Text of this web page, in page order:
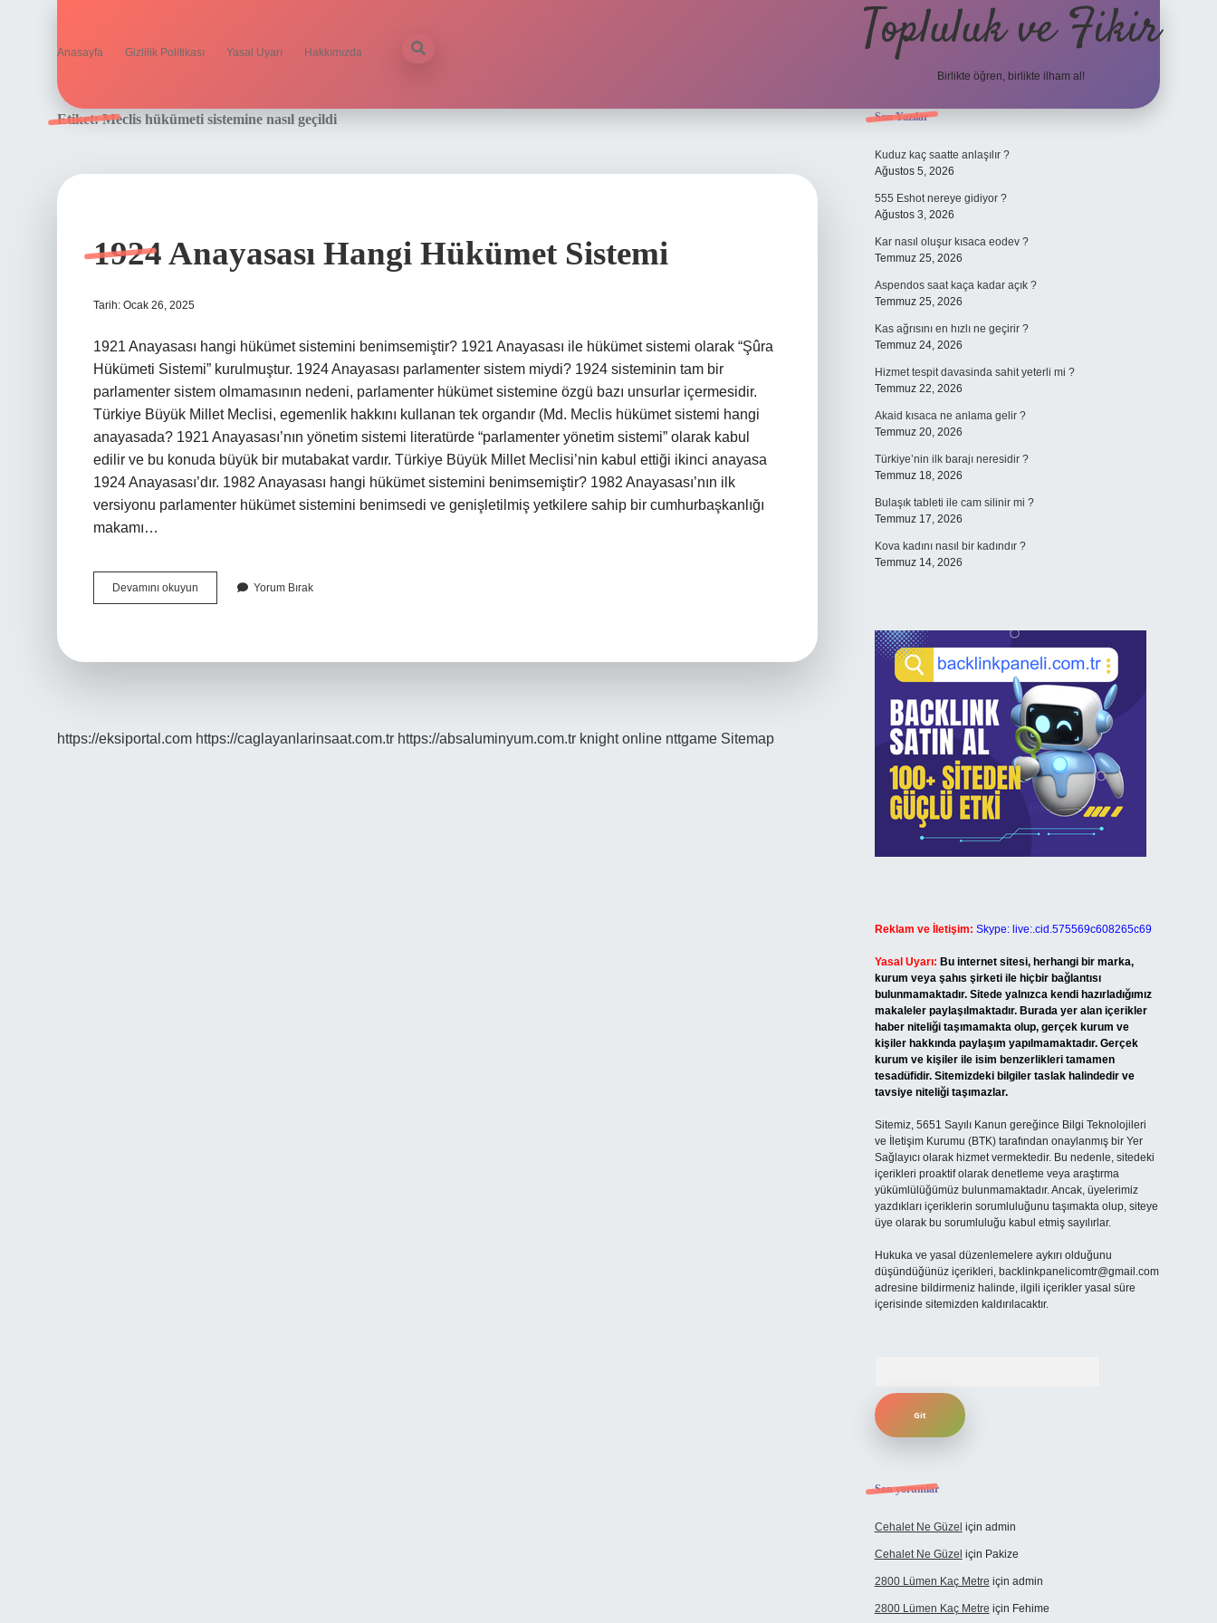
Anasayfa Gizlilik Politikası Yasal Uyarı Hakkımızda Topluluk ve Fikir
Birlikte öğren, birlikte ilham al!
Etiket:Meclis hükümeti sistemine nasıl geçildi
1924 Anayasası Hangi Hükümet Sistemi
Tarih: Ocak 26, 2025
1921 Anayasası hangi hükümet sistemini benimsemiştir? 1921 Anayasası ile hükümet sistemi olarak “Şûra
Hükümeti Sistemi” kurulmuştur. 1924 Anayasası parlamenter sistem miydi? 1924 sisteminin tam bir
parlamenter sistem olmamasının nedeni, parlamenter hükümet sistemine özgü bazı unsurlar içermesidir.
Türkiye Büyük Millet Meclisi, egemenlik hakkını kullanan tek organdır (Md. Meclis hükümet sistemi hangi
anayasada? 1921 Anayasası’nın yönetim sistemi literatürde “parlamenter yönetim sistemi” olarak kabul
edilir ve bu konuda büyük bir mutabakat vardır. Türkiye Büyük Millet Meclisi’nin kabul ettiği ikinci anayasa
1924 Anayasası’dır. 1982 Anayasası hangi hükümet sistemini benimsemiştir? 1982 Anayasası’nın ilk
versiyonu parlamenter hükümet sistemini benimsedi ve genişletilmiş yetkilere sahip bir cumhurbaşkanlığı
makamı…
Devamını okuyun
Anayasası
Yorum Bırak
https://eksiportal.com https://caglayanlarinsaat.com.tr https://absaluminyum.com.tr knight online nttgame Sitemap
Sidebar
Son Yazılar
Kuduz kaç saatte anlaşılır ?
Ağustos 5, 2026
555 Eshot nereye gidiyor ?
Ağustos 3, 2026
Kar nasıl oluşur kısaca eodev ?
Temmuz 25, 2026
Aspendos saat kaça kadar açık ?
Temmuz 25, 2026
Kas ağrısını en hızlı ne geçirir ?
Temmuz 24, 2026
Hizmet tespit davasinda sahit yeterli mi ?
Temmuz 22, 2026
Akaid kısaca ne anlama gelir ?
Temmuz 20, 2026
Türkiye’nin ilk barajı neresidir ?
Temmuz 18, 2026
Bulaşık tableti ile cam silinir mi ?
Temmuz 17, 2026
Kova kadını nasıl bir kadındır ?
Temmuz 14, 2026
Reklam ve İletişim: Skype: live:.cid.575569c608265c69
Yasal Uyarı: Bu internet sitesi, herhangi bir marka,
kurum veya şahıs şirketi ile hiçbir bağlantısı
bulunmamaktadır. Sitede yalnızca kendi hazırladığımız
makaleler paylaşılmaktadır. Burada yer alan içerikler
haber niteliği taşımamakta olup, gerçek kurum ve
kişiler hakkında paylaşım yapılmamaktadır. Gerçek
kurum ve kişiler ile isim benzerlikleri tamamen
tesadüfidir. Sitemizdeki bilgiler taslak halindedir ve
tavsiye niteliği taşımazlar.
Sitemiz, 5651 Sayılı Kanun gereğince Bilgi Teknolojileri
ve İletişim Kurumu (BTK) tarafından onaylanmış bir Yer
Sağlayıcı olarak hizmet vermektedir. Bu nedenle, sitedeki
içerikleri proaktif olarak denetleme veya araştırma
yükümlülüğümüz bulunmamaktadır. Ancak, üyelerimiz
yazdıkları içeriklerin sorumluluğunu taşımakta olup, siteye
üye olarak bu sorumluluğu kabul etmiş sayılırlar.
Hukuka ve yasal düzenlemelere aykırı olduğunu
düşündüğünüz içerikleri, backlinkpanelicomtr@gmail.com
adresine bildirmeniz halinde, ilgili içerikler yasal süre
içerisinde sitemizden kaldırılacaktır.
Son yorumlar
Cehalet Ne Güzel için admin
Cehalet Ne Güzel için Pakize
2800 Lümen Kaç Metre için admin
2800 Lümen Kaç Metre için Fehime